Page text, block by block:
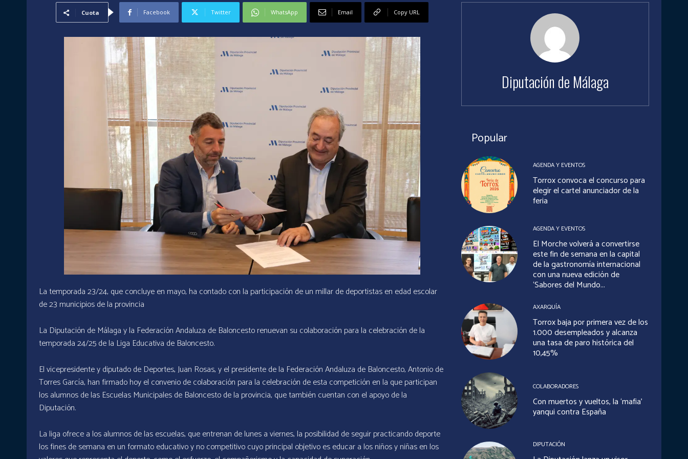
Cuota Facebook Twitter WhatsApp Email Copy URL
La temporada 23/24, que concluye en mayo, ha contado con la participación de un millar de deportistas en edad escolar
de 23 municipios de la provincia
La Diputación de Málaga y la Federación Andaluza de Baloncesto renuevan su colaboración para la celebración de la
temporada 24/25 de la Liga Educativa de Baloncesto.
El vicepresidente y diputado de Deportes, Juan Rosas, y el presidente de la Federación Andaluza de Baloncesto, Antonio de
Torres García, han firmado hoy el convenio de colaboración para la celebración de esta competición en la que participan
los alumnos de las Escuelas Municipales de Baloncesto de la provincia, que también cuentan con el apoyo de la
Diputación.
La liga ofrece a los alumnos de las escuelas, que entrenan de lunes a viernes, la posibilidad de seguir practicando deporte
los fines de semana en un formato educativo y no competitivo cuyo principal objetivo es educar a los niños y niñas en los
Diputación de Málaga
Popular
AGENDA Y EVENTOS
Torrox convoca el concurso para
elegir el cartel anunciador de la
feria
AGENDA Y EVENTOS
El Morche volverá a convertirse
este fin de semana en la capital
de la gastronomía internacional
con una nueva edición de
‘Sabores del Mundo...
AXARQUÍA
Torrox baja por primera vez de los
1.000 desempleados y alcanza
una tasa de paro histórica del
10,45%
COLABORADORES
Con muertos y vueltos, la ‘mafia’
yanqui contra España
DIPUTACIÓN